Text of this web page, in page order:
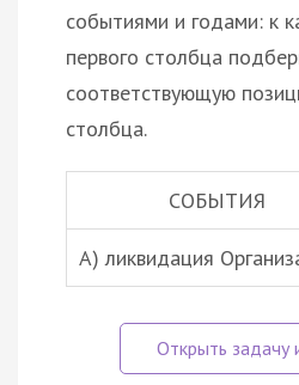
событиями и годами: к
первого столбца
соответствующую
столбца.
СОБЫТИЯ
A) ликвидация